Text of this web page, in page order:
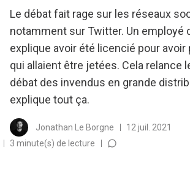
Le débat fait rage sur les réseaux
notamment sur Twitter. Un employé
explique avoir été licencié pour
qui allaient être jetées. Cela relance
débat des invendus en grande
explique tout ça.
Jonathan Le Borgne
12 juil. 2021
3 minute(s) de lecture